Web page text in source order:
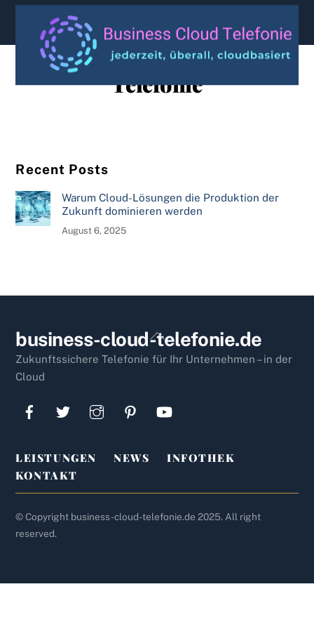
content
Telefonie
Recent Posts
Warum Cloud-Lösungen die Produktion der
Zukunft dominieren werden
August 6, 2025
Back
To
business-cloud-telefonie.de
Zukunftssichere Telefonie für Ihr Unternehmen – in der
Cloud
LEISTUNGEN NEWS
INFOTHEK
KONTAKT
© Copyright business-cloud-telefonie.de 2025. All right
reserved.